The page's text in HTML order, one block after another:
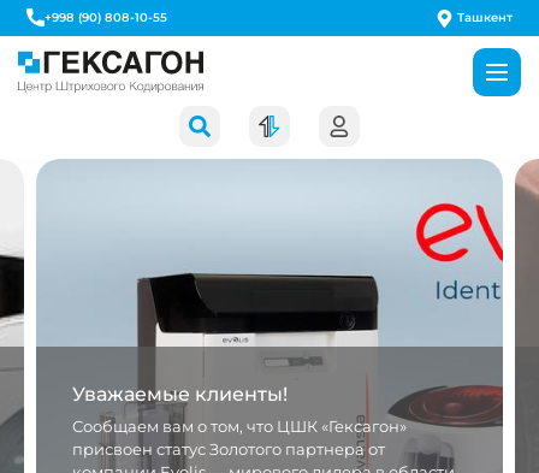
+998 (90) 808-10-55 Ташкент
Уважаемые клиенты!
Сообщаем вам о том, что ЦШК «Гексагон»
присвоен статус Золотого партнера от